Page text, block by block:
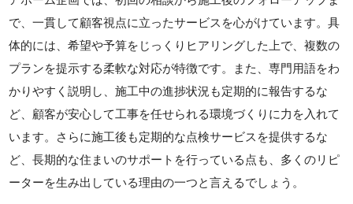
で、一貫して顧客視点に立ったサービスを心がけています。具
体的には、希望や予算をじっくりヒアリングした上で、複数の
プランを提示する柔軟な対応が特徴です。また、専門用語をわ
かりやすく説明し、施工中の進捗状況も定期的に報告するな
ど、顧客が安心して工事を任せられる環境づくりに力を入れて
います。さらに施工後も定期的な点検サービスを提供するな
ど、長期的な住まいのサポートを行っている点も、多くのリピ
ーターを生み出している理由の一つと言えるでしょう。